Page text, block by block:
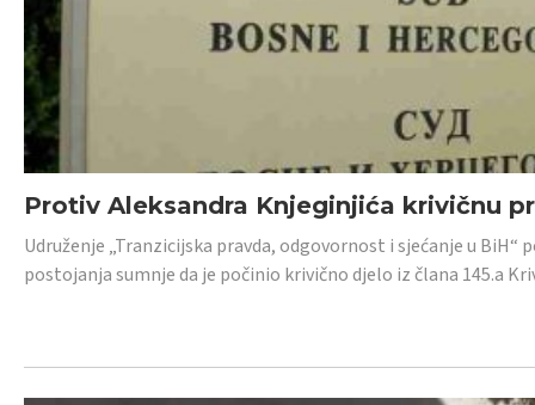
Protiv Aleksandra Knjeginjića krivičnu
Udruženje „Tranzicijska pravda, odgovornost i sjećanje u
postojanja sumnje da je počinio krivično djelo iz člana 145.a